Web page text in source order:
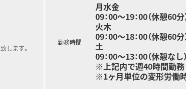
します。
勤務時間
月水金
09：00～19：00（休憩60分
火木
09：00～18：00（休憩60分
土
09：00～13：00（休憩なし）
※上記内で週40時間勤務
※1ヶ月単位の変形労働